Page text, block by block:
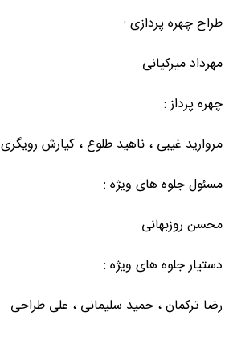
طراح چهره پردازی :
مهرداد میرکیانی
چهره پرداز :
مروارید غیبی ، ناهید طلوع ، کیارش رویگری
مسئول جلوه های ویژه :
محسن روزبهانی
دستیار جلوه های ویژه :
رضا ترکمان ، حمید سلیمانی ، علی طراحی